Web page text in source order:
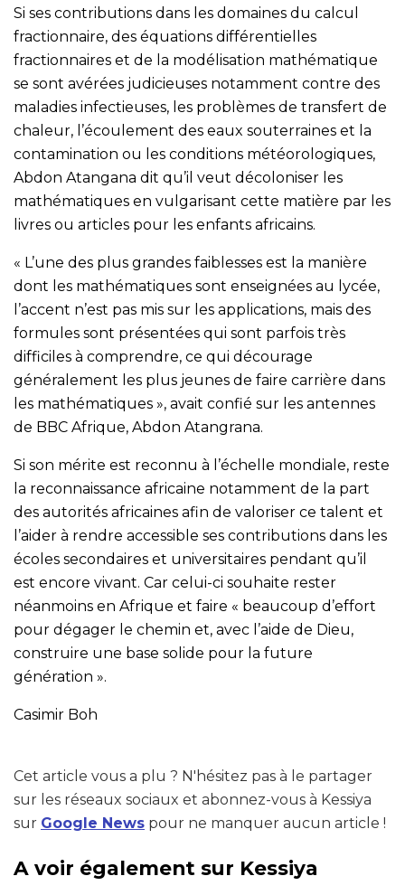
Si ses contributions dans les domaines du calcul
fractionnaire, des équations différentielles
fractionnaires et de la modélisation mathématique
se sont avérées judicieuses notamment contre des
maladies infectieuses, les problèmes de transfert de
chaleur, l’écoulement des eaux souterraines et la
contamination ou les conditions météorologiques,
Abdon Atangana dit qu’il veut décoloniser les
mathématiques en vulgarisant cette matière par les
livres ou articles pour les enfants africains.
« L’une des plus grandes faiblesses est la manière
dont les mathématiques sont enseignées au lycée,
l’accent n’est pas mis sur les applications, mais des
formules sont présentées qui sont parfois très
difficiles à comprendre, ce qui décourage
généralement les plus jeunes de faire carrière dans
les mathématiques », avait confié sur les antennes
de BBC Afrique, Abdon Atangrana.
Si son mérite est reconnu à l’échelle mondiale, reste
la reconnaissance africaine notamment de la part
des autorités africaines afin de valoriser ce talent et
l’aider à rendre accessible ses contributions dans les
écoles secondaires et universitaires pendant qu’il
est encore vivant. Car celui-ci souhaite rester
néanmoins en Afrique et faire « beaucoup d’effort
pour dégager le chemin et, avec l’aide de Dieu,
construire une base solide pour la future
génération ».
Casimir Boh
Cet article vous a plu ? N'hésitez pas à le partager
sur les réseaux sociaux et abonnez-vous à Kessiya
sur Google News pour ne manquer aucun article !
A voir également sur Kessiya